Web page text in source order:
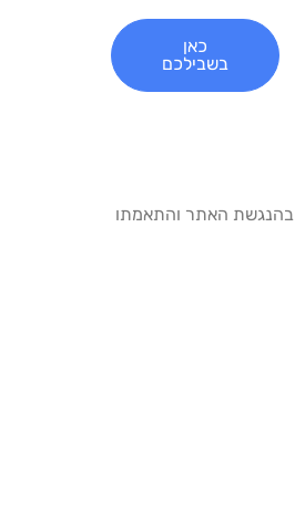
כאן
בשבילכם
בהנגשת האתר והתאמתו